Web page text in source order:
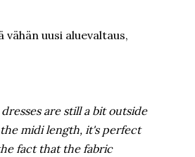
uusi aluevaltaus,
are still a bit outside
midi length, it's perfect
fact that the fabric